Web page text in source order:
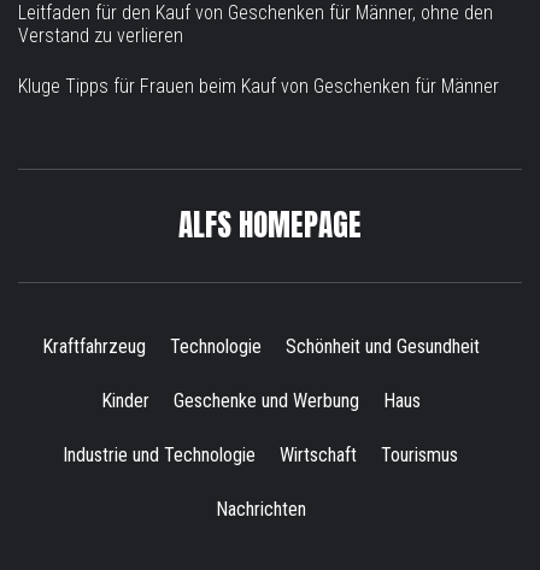
Leitfaden für den Kauf von Geschenken für Männer, ohne den
Verstand zu verlieren
Kluge Tipps für Frauen beim Kauf von Geschenken für Männer
ALFS HOMEPAGE
Kraftfahrzeug Technologie Schönheit und Gesundheit
Kinder Geschenke und Werbung Haus
Industrie und Technologie Wirtschaft Tourismus
Nachrichten